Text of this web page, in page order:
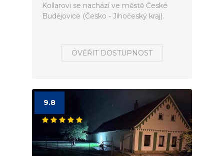
Kollarovi se nachází ve městě České
Budějovice (Česko - Jihočeský kraj).
OVĚŘIT DOSTUPNOST
9.8